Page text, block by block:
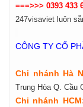
===>>> 0393 433
247visaviet luôn
CÔNG TY CỔ
Chi nhánh Hà
Trung Hòa Q. Cầu
Chi nhánh